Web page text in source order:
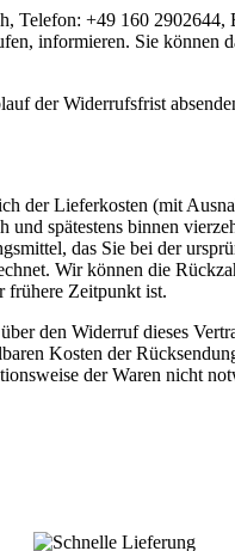
Telefon: +49 160
informieren. Sie können
der Widerrufsfrist
Lieferkosten (mit
spätestens binnen
das Sie bei der
Wir können die
frühere Zeitpunkt ist.
den Widerruf dieses
Kosten der
der Waren nicht